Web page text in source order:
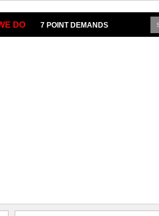
DO 7 POINT DEMANDS